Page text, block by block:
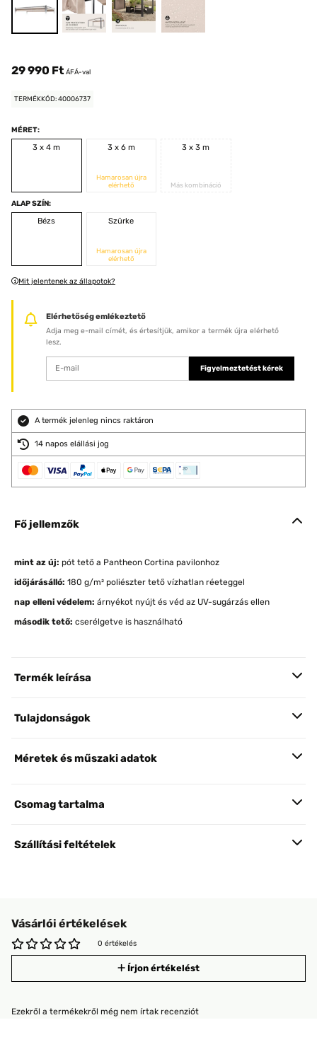
29 990 Ft ÁFÁ-val
TERMÉKKÓD: 40006737
MÉRET:
3 x 4 m
3 x 6 m
Hamarosan újra
elérhető
3 x 3 m
Más kombináció
ALAP SZÍN:
Bézs
Szürke
Hamarosan újra
elérhető
Mit jelentenek az állapotok?
Elérhetőség emlékeztető
Adja meg e-mail címét, és értesítjük, amikor a termék újra elérhető
lesz.
Figyelmeztetést kérek
A termék jelenleg nincs raktáron
14 napos elállási jog
Fő jellemzők
mint az új: pót tető a Pantheon Cortina pavilonhoz
időjárásálló: 180 g/m² poliészter tető vízhatlan réeteggel
nap elleni védelem: árnyékot nyújt és véd az UV-sugárzás ellen
második tető: cserélgetve is használható
Termék leírása
Tulajdonságok
Méretek és műszaki adatok
Csomag tartalma
Szállítási feltételek
Vásárlói értékelések
0 értékelés
Írjon értékelést
Ezekről a termékekről még nem írtak recenziót